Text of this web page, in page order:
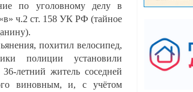
по уголовному делу в
ч.2 ст. 158 УК РФ (тайное
похитил велосипед,
полиции установили
летний житель соседней
виновным, и, с учётом